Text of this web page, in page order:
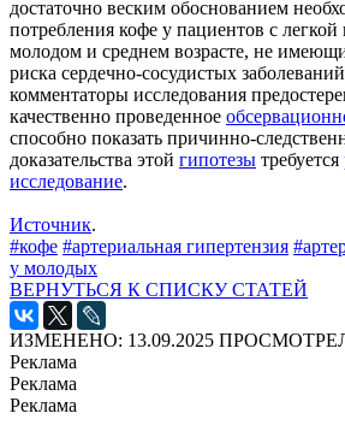
достаточно веским обоснованием
потребления кофе у пациентов с легкой
молодом и среднем возрасте, не
риска сердечно-сосудистых
комментаторы исследования
качественно проведенное
способно показать причинно-
доказательства этой гипотезы требуется
исследование.
Источник.
#кофе #артериальная гипертензия
у молодых
ВЕРНУТЬСЯ К СПИСКУ СТАТЕЙ
ИЗМЕНЕНО: 13.09.2025
Реклама
Реклама
Реклама